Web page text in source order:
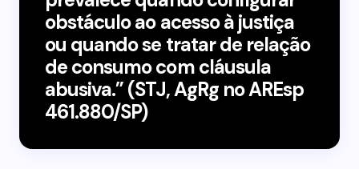
obstáculo ao acesso à justiça
ou quando se tratar de relação
de consumo com cláusula
abusiva.” (STJ, AgRg no AREsp
461.880/SP)